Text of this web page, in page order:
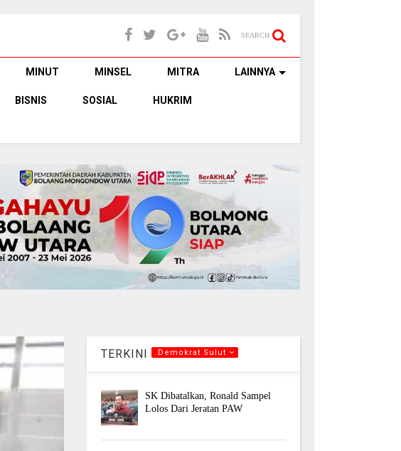
SEARCH
MINUT MINSEL MITRA LAINNYA
BISNIS SOSIAL HUKRIM
TERKINI .Demokrat Sulut
SK Dibatalkan, Ronald Sampel
Lolos Dari Jeratan PAW